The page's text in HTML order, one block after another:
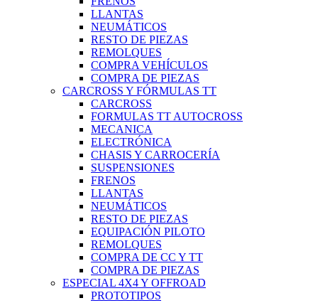
LLANTAS
NEUMÁTICOS
RESTO DE PIEZAS
REMOLQUES
COMPRA VEHÍCULOS
COMPRA DE PIEZAS
CARCROSS Y FÓRMULAS TT
CARCROSS
FORMULAS TT AUTOCROSS
MECANICA
ELECTRÓNICA
CHASIS Y CARROCERÍA
SUSPENSIONES
FRENOS
LLANTAS
NEUMÁTICOS
RESTO DE PIEZAS
EQUIPACIÓN PILOTO
REMOLQUES
COMPRA DE CC Y TT
COMPRA DE PIEZAS
ESPECIAL 4X4 Y OFFROAD
PROTOTIPOS